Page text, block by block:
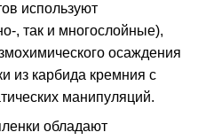
используют
, так и многослойные),
осаждения
из карбида кремния с
манипуляций.
обладают